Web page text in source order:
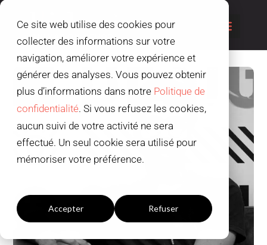
Ce site web utilise des cookies pour
collecter des informations sur votre
navigation, améliorer votre expérience et
générer des analyses. Vous pouvez obtenir
plus d’informations dans notre Politique de
confidentialité. Si vous refusez les cookies,
aucun suivi de votre activité ne sera
effectué. Un seul cookie sera utilisé pour
mémoriser votre préférence.
Accepter Refuser